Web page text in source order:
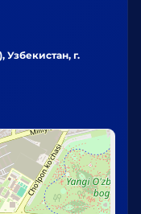
Узбекистан, г.